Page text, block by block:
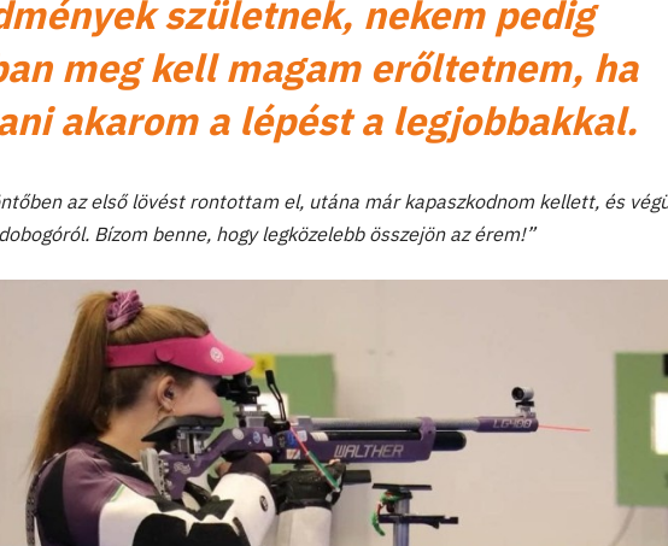
születnek, nekem pedig
meg kell magam erőltetnem, ha
akarom a lépést a legjobbakkal.
az első lövést rontottam el, utána már kapaszkodnom kellett, és
Bízom benne, hogy legközelebb összejön az érem!”